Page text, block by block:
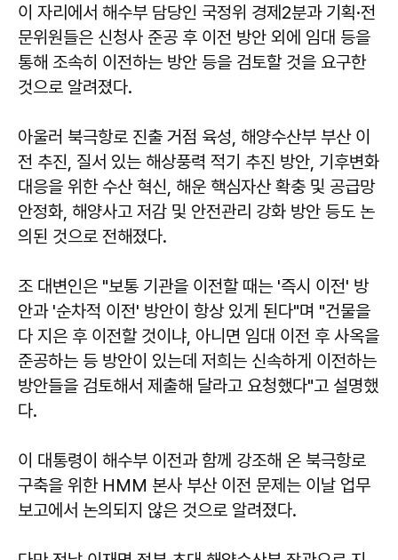
이 자리에서 해수부 담당인 국정위 경제2분과 기획·전
문위원들은 신청사 준공 후 이전 방안 외에 임대 등을
통해 조속히 이전하는 방안 등을 검토할 것을 요구한
것으로 알려졌다.
아울러 북극항로 진출 거점 육성, 해양수산부 부산 이
전 추진, 질서 있는 해상풍력 적기 추진 방안, 기후변화
대응을 위한 수산 혁신, 해운 핵심자산 확충 및 공급망
안정화, 해양사고 저감 및 안전관리 강화 방안 등도 논
의된 것으로 전해졌다.
조 대변인은 "보통 기관을 이전할 때는 '즉시 이전' 방
안과 '순차적 이전' 방안이 항상 있게 된다"며 "건물을
다 지은 후 이전할 것이냐, 아니면 임대 이전 후 사옥을
준공하는 등 방안이 있는데 저희는 신속하게 이전하는
방안들을 검토해서 제출해 달라고 요청했다"고 설명했
다.
이 대통령이 해수부 이전과 함께 강조해 온 북극항로
구축을 위한 HMM 본사 부산 이전 문제는 이날 업무
보고에서 논의되지 않은 것으로 알려졌다.